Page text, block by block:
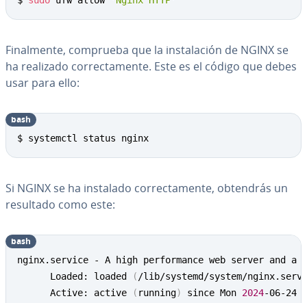
Fi­na­l­me­n­te, comprueba que la in­s­ta­la­ción de NGINX se
ha realizado co­rre­c­ta­me­n­te. Este es el código que debes
usar para ello:
$ systemctl status nginx
bash
Si NGINX se ha instalado co­rre­c­ta­me­n­te, obtendrás un
resultado como este:
nginx.service - A high performance web server and a
      Loaded: loaded
( /lib/systemd/system/
      Active: active
( running) since Mon 2024-06-24
bash